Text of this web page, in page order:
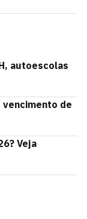
autoescolas
vencimento de
Veja